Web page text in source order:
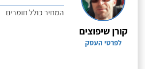
קורן שיפוצים
לפרטי העסק
המחיר כולל חומרים